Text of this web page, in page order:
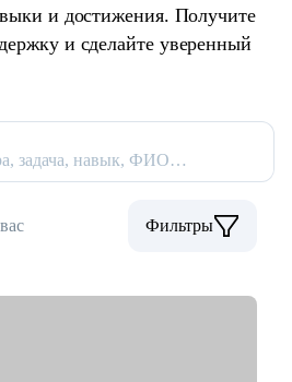
и достижения. Получите
и сделайте уверенный
задача, навык, ФИО…
Фильтры